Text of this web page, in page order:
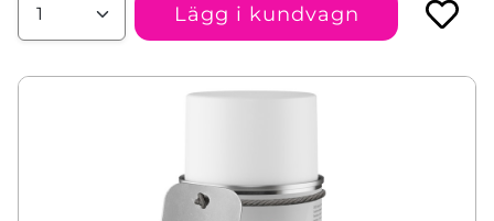
Lägg i kundvagn